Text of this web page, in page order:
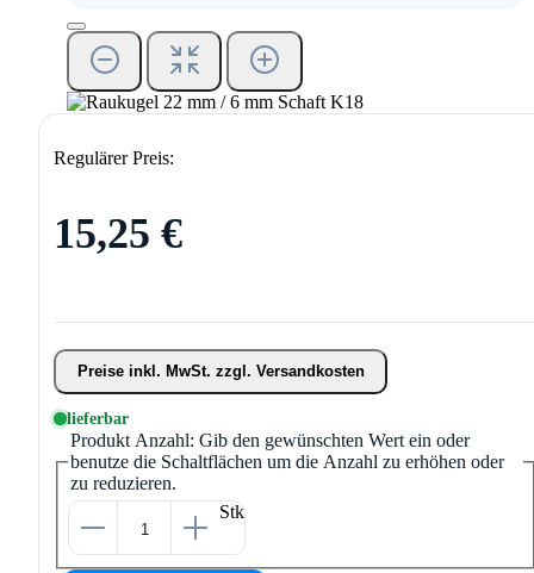
Regulärer Preis:
15,25 €
Preise inkl. MwSt. zzgl. Versandkosten
lieferbar
Produkt Anzahl: Gib den gewünschten Wert ein oder
benutze die Schaltflächen um die Anzahl zu erhöhen oder
zu reduzieren.
Stk